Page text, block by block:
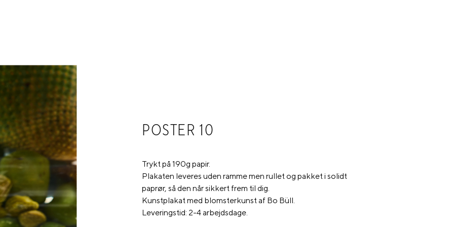
POSTER 10
Trykt på 190g papir.
Plakaten leveres uden ramme men rullet og pakket i solidt
paprør, så den når sikkert frem til dig.
Kunstplakat med blomsterkunst af Bo Büll.
Leveringstid: 2-4 arbejdsdage.